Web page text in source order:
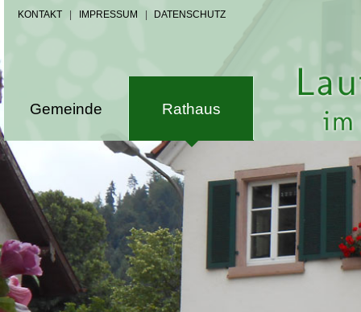
KONTAKT IMPRESSUM DATENSCHUTZ
Gemeinde Rathaus